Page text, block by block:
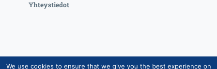
Yhteystiedot
Copyright © Suomen Rotarypalvelu ry 2026 |
We use cookies to ensure that we give you the best experience on